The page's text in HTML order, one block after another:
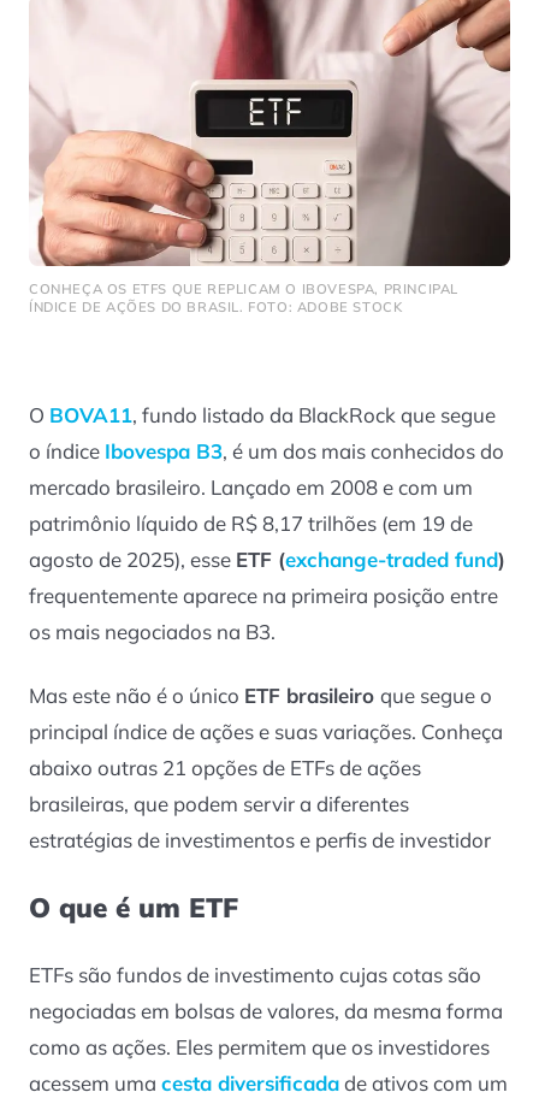
CONHEÇA OS ETFS QUE REPLICAM O IBOVESPA, PRINCIPAL
ÍNDICE DE AÇÕES DO BRASIL. FOTO: ADOBE STOCK
O BOVA11, fundo listado da BlackRock que segue
o índice Ibovespa B3, é um dos mais conhecidos do
mercado brasileiro. Lançado em 2008 e com um
patrimônio líquido de R$ 8,17 trilhões (em 19 de
agosto de 2025), esse ETF (exchange-traded fund)
frequentemente aparece na primeira posição entre
os mais negociados na B3.
Mas este não é o único ETF brasileiro que segue o
principal índice de ações e suas variações. Conheça
abaixo outras 21 opções de ETFs de ações
brasileiras, que podem servir a diferentes
estratégias de investimentos e perfis de investidor
O que é um ETF
ETFs são fundos de investimento cujas cotas são
negociadas em bolsas de valores, da mesma forma
como as ações. Eles permitem que os investidores
acessem uma cesta diversificadade ativos com um